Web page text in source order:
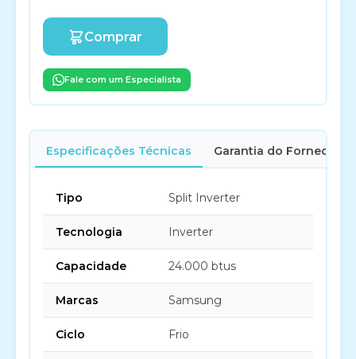
Comprar
Fale com um Especialista
Especificações Técnicas Garantia do Fornecedor
Tipo Split Inverter
Tecnologia Inverter
Capacidade 24.000 btus
Marcas Samsung
Ciclo Frio